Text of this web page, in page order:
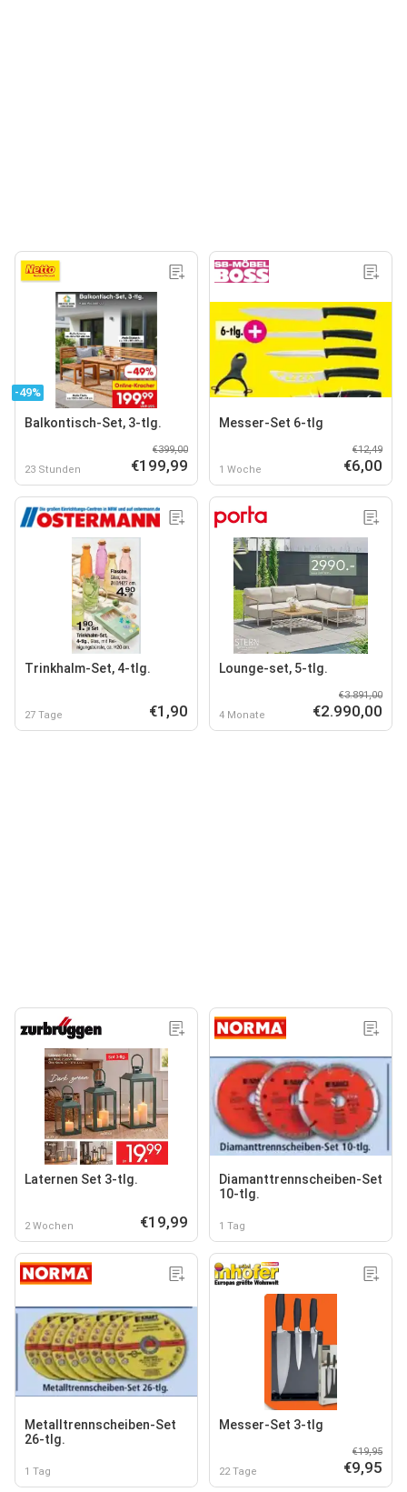
-49%
Balkontisch-Set, 3-tlg.
23 Stunden
€399,00
€199,99
Messer-Set 6-tlg
1 Woche
€12,49
€6,00
Trinkhalm-Set, 4-tlg.
27 Tage €1,90
Lounge-set, 5-tlg.
4 Monate
€3.891,00
€2.990,00
Laternen Set 3-tlg.
2 Wochen €19,99
Diamanttrennscheiben-Set
10-tlg.
1 Tag
Metalltrennscheiben-Set
26-tlg.
1 Tag
Messer-Set 3-tlg
22 Tage
€19,95
€9,95